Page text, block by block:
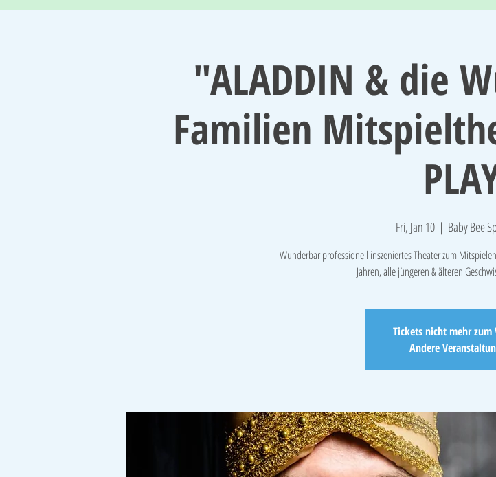
"ALADDIN & die
Familien
Fri, Jan 10
  |
Baby Bee
Wunderbar professionell inszeniertes Theater zum
Jahren, alle jüngeren & älteren
Tickets nicht mehr zum
Andere